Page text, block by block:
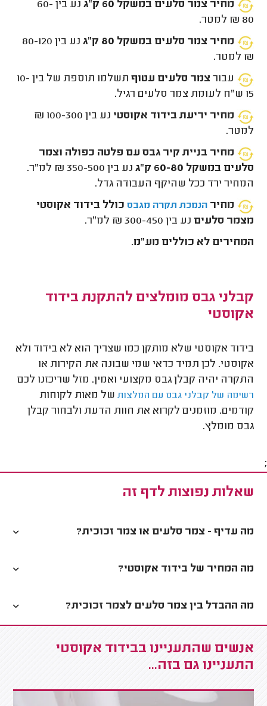
מחיר צמר סלעים במשקל 60 ק"ג
נע בין 60-
80 ₪ למטר.
מחיר צמר סלעים במשקל 80 ק"ג
נע בין 80-120
₪ למטר.
עבור צמר סלעים עטוף
תשלמו תוספת של בין 10-
15 ש"ח לעומת צמר סלעים רגיל.
מחיר יריעת בידוד אקוסטי
נע בין 100-300 ₪
למטר.
מחיר בניית קיר גבס עם פלטה כפולה וצמר
סלעים במשקל 60-80 ק"ג
נע בין 350-500 ₪ למ"ר.
המחיר ירד ככל שהיקף העבודה גדל.
מחירהנמכת תקרה מגבס כולל בידוד אקוסטי
מצמר סלעים נע בין 300-450 ₪ למ"ר.
המחירים לא כוללים מע"מ.
קבלני גבס מומלצים להתקנת בידוד
אקוסטי
בידוד אקוסטי שלא מותקן כמו שצריך הוא לא בידוד ולא
אקוסטי. לכן תמיד כדאי שמי שבונה את הקירות או
התקרה יהיה קבלן גבס מקצועי ואמין. מזל שריכזנו לכם
רשימה של קבלני גבס עם המלצות של מאות לקוחות
קודמים. מוזמנים לקרוא את חוות הדעת ולבחור קבלן
גבס מומלץ.
;
שאלות נפוצות לדף זה
מה עדיף - צמר סלעים או צמר זכוכית?
מה המחיר של בידוד אקוסטי?
מה ההבדל בין צמר סלעים לצמר זכוכית?
אנשים שהתעניינו בבידוד אקוסטי
התעניינו גם בזה...